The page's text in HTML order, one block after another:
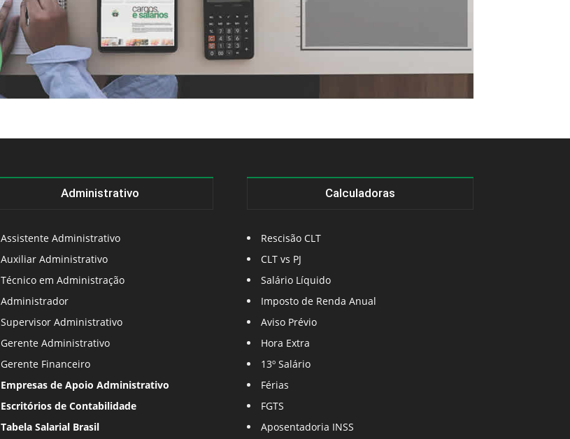
Administrativo
Assistente Administrativo
Auxiliar Administrativo
Técnico em Administração
Administrador
Supervisor Administrativo
Gerente Administrativo
Gerente Financeiro
Empresas de Apoio Administrativo
Escritórios de Contabilidade
Tabela Salarial Brasil
Calculadoras
Rescisão CLT
CLT vs PJ
Salário Líquido
Imposto de Renda Anual
Aviso Prévio
Hora Extra
13º Salário
Férias
FGTS
Aposentadoria INSS